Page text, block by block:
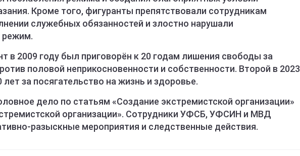
Кроме того, фигуранты препятствовали сотрудникам
служебных обязанностей и злостно нарушали
режим.
в 2009 году был приговорён к 20 годам лишения свободы за
половой неприкосновенности и собственности. Второй в 2023
лет за посягательство на жизнь и здоровье.
дело по статьям «Создание экстремистской организации»
организации». Сотрудники УФСБ, УФСИН и МВД
разыскные мероприятия и следственные действия.